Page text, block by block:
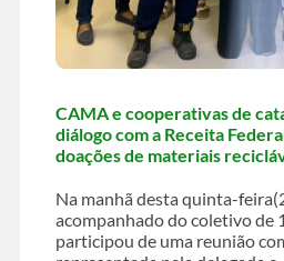
CAMA e cooperativas de
diálogo com a Receita
doações de materiais
Na manhã desta quinta-
acompanhado do coletivo de
participou de uma reunião